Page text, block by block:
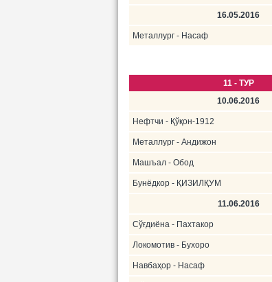
16.05.2016
Металлург - Насаф
11 - ТУР
10.06.2016
Нефтчи - Қўқон-1912
Металлург - Андижон
Машъал - Обод
Бунёдкор - ҚИЗИЛҚУМ
11.06.2016
Сўғдиёна - Пахтакор
Локомотив - Бухоро
Навбаҳор - Насаф